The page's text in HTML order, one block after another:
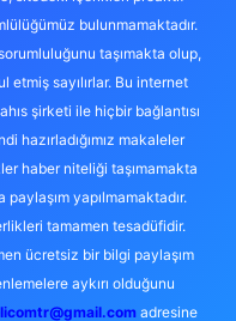
bulunmamaktadır.
taşımakta olup,
sayılırlar. Bu internet
şirketi ile hiçbir bağlantısı
hazırladığımız makaleler
haber niteliği taşımamakta
yapılmamaktadır.
tamamen tesadüfidir.
ücretsiz bir bilgi paylaşım
aykırı olduğunu
adresine